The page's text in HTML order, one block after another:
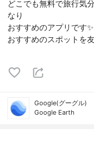
どこでも無料で旅行気
なり
おすすめのアプリです✨
おすすめのスポットを
Google(グーグル)
Google Earth